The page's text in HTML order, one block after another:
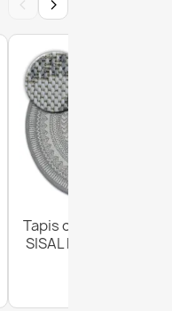
plat
Tapis cercle EN
SISAL FLAT 48695/